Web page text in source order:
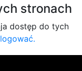
stronach
dostęp do tych